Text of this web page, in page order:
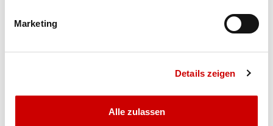
Marketing
Details zeigen
Alle zulassen
Bis 17:00 Uhr bestellen: morgen geliefert - ab CHF 50.00
Produktbeschreibung